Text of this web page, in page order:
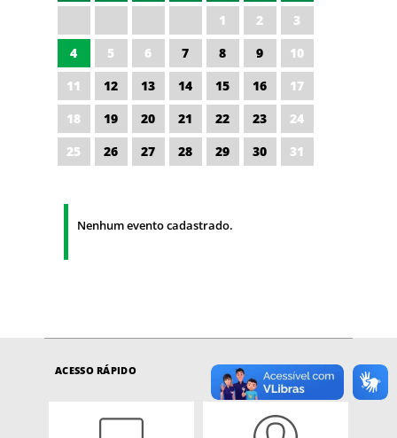
1 2
3
4
5 6 7 8 9
10
11
12 13 14 15 16
17
18
19 20 21 22 23
24
25
26 27 28 29 30 31
Nenhum evento cadastrado.
ACESSO RÁPIDO